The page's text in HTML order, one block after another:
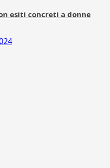
esiti concreti a donne